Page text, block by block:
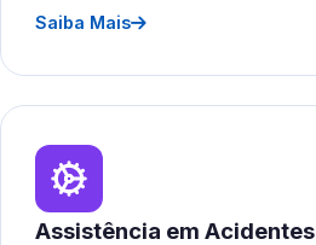
Saiba Mais
Assistência em Acidentes